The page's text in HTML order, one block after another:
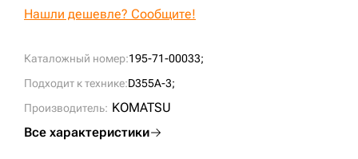
Каталожный номер:195-71-00033;
Подходит к технике:D355A-3;
Производитель: KOMATSU
Все характеристики
Нашли дешевле? Сообщите!